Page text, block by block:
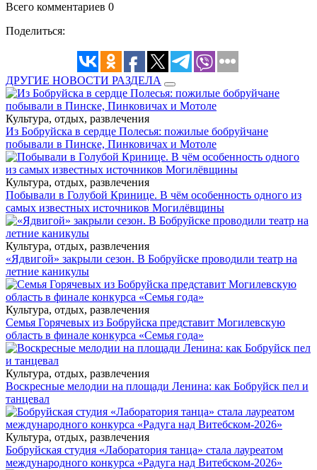
Всего комментариев 0
Поделиться:
ДРУГИЕ НОВОСТИ РАЗДЕЛА
Культура, отдых, развлечения
Из Бобруйска в сердце Полесья: пожилые бобруйчане
побывали в Пинске, Пинковичах и Мотоле
Культура, отдых, развлечения
Побывали в Голубой Кринице. В чём особенность одного из
самых известных источников Могилёвщины
Культура, отдых, развлечения
«Ядвигой» закрыли сезон. В Бобруйске проводили театр на
летние каникулы
Культура, отдых, развлечения
Семья Горячевых из Бобруйска представит Могилевскую
область в финале конкурса «Семья года»
Культура, отдых, развлечения
Воскресные мелодии на площади Ленина: как Бобруйск пел и
танцевал
Культура, отдых, развлечения
Бобруйская студия «Лаборатория танца» стала лауреатом
международного конкурса «Радуга над Витебском-2026»